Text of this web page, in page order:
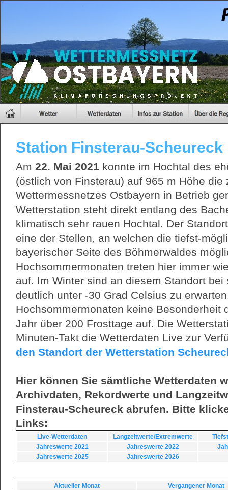
Station Finsterau-Scheureck
Am 22. Mai 2021 konnte im Hochtal des
(östlich von Finsterau) auf 965 m Höhe
Wettermessnetzes Ostbayern in Betrieb
Wetterstation steht direkt entlang des
klimatisch sehr rauen Hochtal. Der
eine der Stellen, an welchen die tiefst-
bayerischer Seite des Böhmerwaldes
Hochsommermonaten treten hier immer
auf. Im Winter sind an diesem Standort
deutlich unter -30 Grad Celsius zu
Hochsommermonaten keine Besonderheit
Jahr über 200 Frosttage auf. Die
Minuten-Takt die Wetterdaten Live zur
den Standort der Wetterstation
Hier können Sie sämtliche Wetterdaten
Archivdaten, Rekordwerte und
Finsterau-Scheureck abrufen. Bitte
Links:
Live-Wetterdaten Langzeitwerte/Extremwerte
Jahreswerte 2021
Jahreswerte 2022
Jahreswerte 2025
Jahreswerte 2026
Aktueller Monat Vergangener Monat